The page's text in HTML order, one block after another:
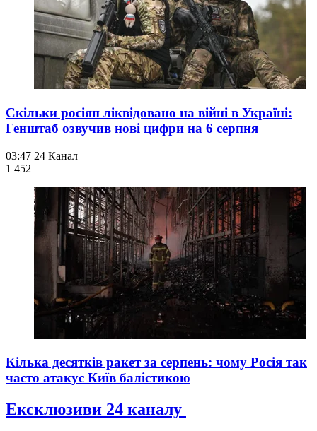
Скільки росіян ліквідовано на війні в Україні:
Генштаб озвучив нові цифри на 6 серпня
03:47 24 Канал
1 452
Кілька десятків ракет за серпень: чому Росія так
часто атакує Київ балістикою
Ексклюзиви 24 каналу